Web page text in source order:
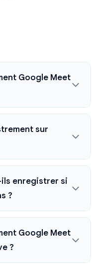
Google Meet
sur
enregistrer si
?
Google Meet
?